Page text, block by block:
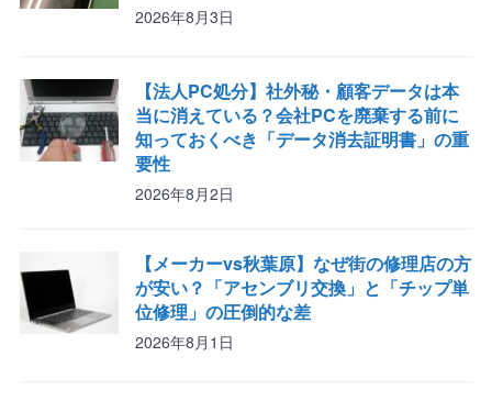
2026年8月3日
【法人PC処分】社外秘・顧客データは本
当に消えている？会社PCを廃棄する前に
知っておくべき「データ消去証明書」の重
要性
2026年8月2日
【メーカーvs秋葉原】なぜ街の修理店の方
が安い？「アセンブリ交換」と「チップ単
位修理」の圧倒的な差
2026年8月1日